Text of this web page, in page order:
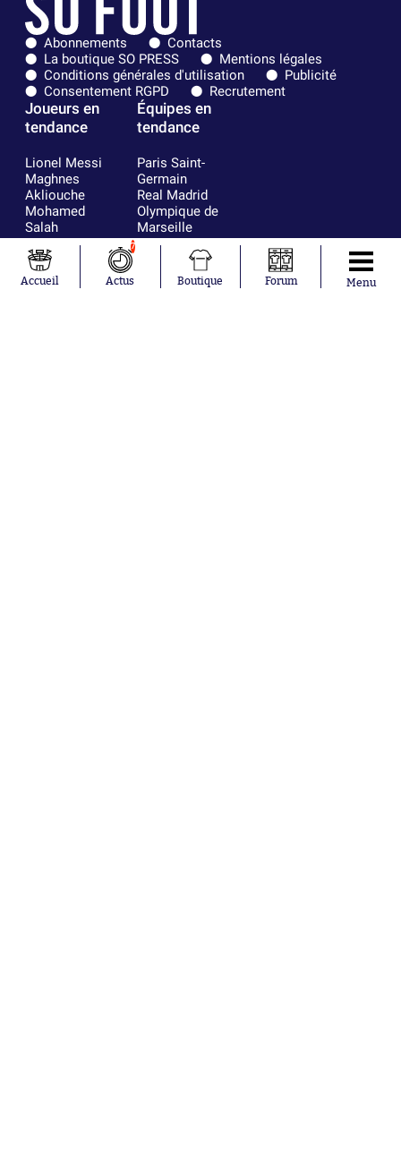
Abonnements
Contacts
La boutique SO PRESS
Mentions légales
Conditions générales d'utilisation
Publicité
Consentement RGPD
Recrutement
Joueurs en
tendance
Lionel Messi
Maghnes
Akliouche
Mohamed
Salah
Neymar
Julián Álvarez
Ferrán Torres
Kilian Corredor
Équipes en
tendance
Paris Saint-
Germain
Real Madrid
Olympique de
Marseille
FIFA
FC Barcelone
Argentine
Olympique
Accueil
7
Actus Boutique Forum Menu